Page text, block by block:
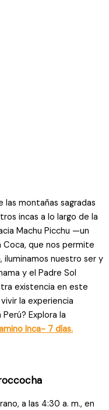
las montañas sagradas
incas a lo largo de la
Machu Picchu —un
Coca, que nos permite
nuestro ser y
y el Padre Sol
existencia en este
la experiencia
Explora la
Inca- 7 días.
a las 4:30 a. m., en